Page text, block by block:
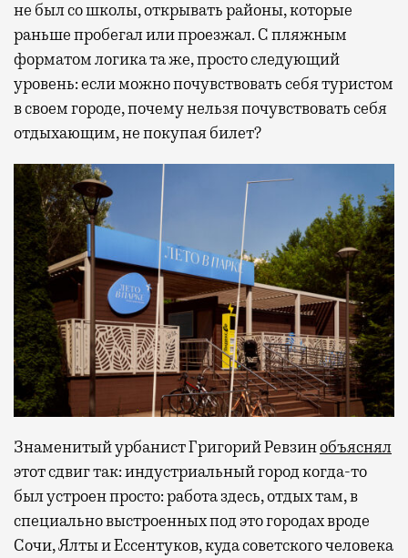
не был со школы, открывать районы, которые
раньше пробегал или проезжал. С пляжным
форматом логика та же, просто следующий
уровень: если можно почувствовать себя туристом
в своем городе, почему нельзя почувствовать себя
отдыхающим, не покупая билет?
Знаменитый урбанист Григорий Ревзинобъяснял
этот сдвиг так: индустриальный город когда-то
был устроен просто: работа здесь, отдых там, в
специально выстроенных под это городах вроде
Сочи, Ялты и Ессентуков, куда советского человека